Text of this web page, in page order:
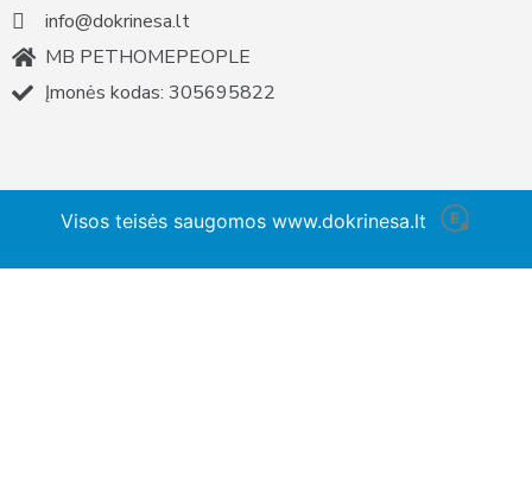
info@dokrinesa.lt
MB PETHOMEPEOPLE
Įmonės kodas: 305695822
Visos teisės saugomos www.dokrinesa.lt